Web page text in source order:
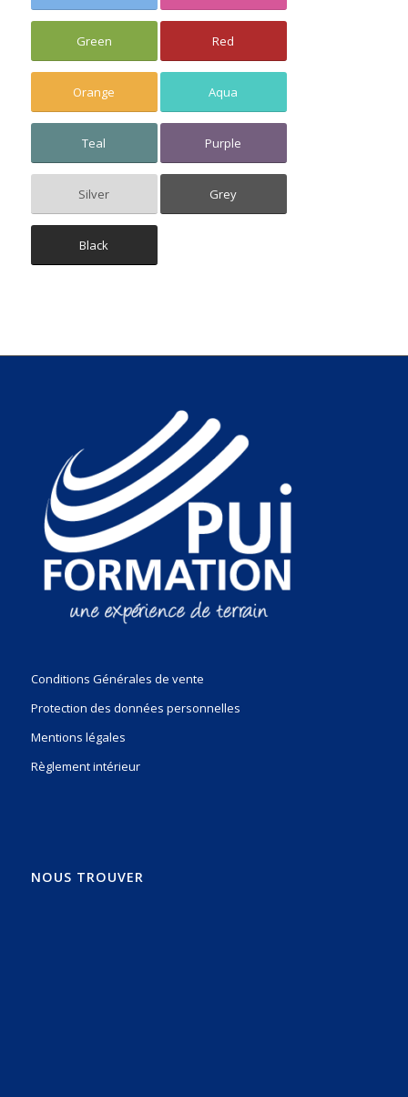
Green Red
Orange Aqua
Teal Purple
Silver Grey
Black
Conditions Générales de vente
Protection des données personnelles
Mentions légales
Règlement intérieur
NOUS TROUVER